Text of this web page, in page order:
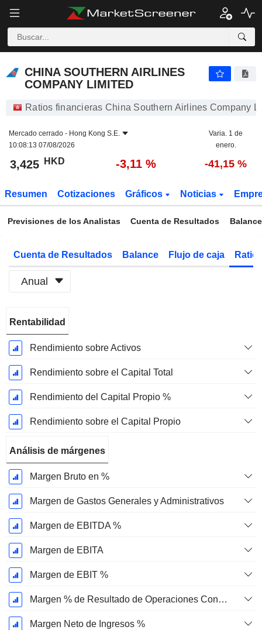
CHINA SOUTHERN AIRLINES
COMPANY LIMITED
Ratios financieras China Southern Airlines Company
Mercado cerrado - Hong Kong S.E.
10:08:13 07/08/2026
Varia. 1 de
enero.
3,425 HKD -3,11 % -41,15 %
Resumen Cotizaciones Gráficos Noticias
Previsiones de los Analistas Cuenta de Resultados Balance
Cuenta de Resultados Balance Flujo de caja
Anual
fiscal:
Diciembre
Rentabilidad
Rendimiento sobre Activos
Rendimiento sobre el Capital Total
Rendimiento del Capital Propio %
Rendimiento sobre el Capital Propio
Análisis de márgenes
Margen Bruto en %
Margen de Gastos Generales y Administrativos
Margen de EBITDA %
Margen de EBITA
Margen de EBIT %
Margen % de Resultado de Operaciones Continuas
Margen Neto de Ingresos %